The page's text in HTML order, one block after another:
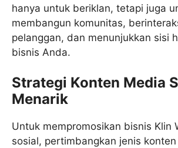
hanya untuk beriklan, tetapi juga
membangun komunitas,
pelanggan, dan menunjukkan sisi
bisnis Anda.
Strategi Konten Media
Menarik
Untuk mempromosikan bisnis Klin
sosial, pertimbangkan jenis